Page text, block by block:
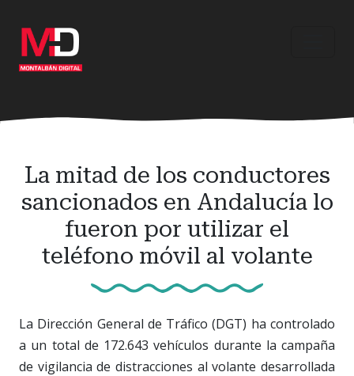
contenido
principal
La mitad de los conductores
sancionados en Andalucía lo
fueron por utilizar el
teléfono móvil al volante
La Dirección General de Tráfico (DGT) ha controlado
a un total de 172.643 vehículos durante la campaña
de vigilancia de distracciones al volante desarrollada